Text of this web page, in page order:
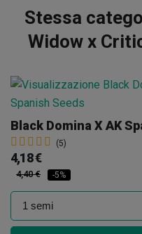
Stessa
Widow x
(5)
4,18 €
4,40 € -5%